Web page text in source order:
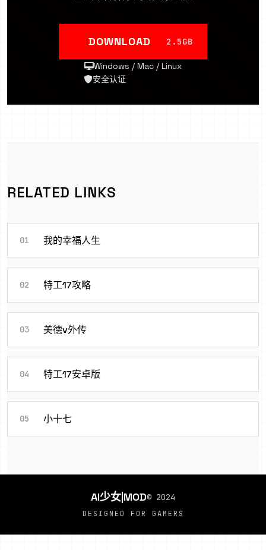
DOWNLOAD 2.5GB
Windows / Mac / Linux
安全认证
RELATED LINKS
01 我的幸福人生
02 特工17攻略
03 美德v外传
04 特工17安卓版
05 小十七
AI少女|MOD© 2024
DESIGNED FOR GAMERS